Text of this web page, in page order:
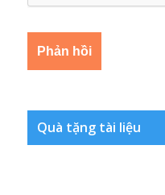
Quà tặng tài liệu